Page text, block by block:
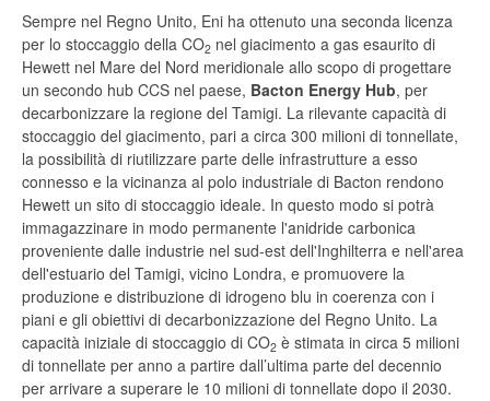
Sempre nel Regno Unito, Eni ha ottenuto una seconda licenza
per lo stoccaggio della CO2 nel giacimento a gas esaurito di
Hewett nel Mare del Nord meridionale allo scopo di progettare
un secondo hub CCS nel paese, Bacton Energy Hub, per
decarbonizzare la regione del Tamigi. La rilevante capacità di
stoccaggio del giacimento, pari a circa 300 milioni di tonnellate,
la possibilità di riutilizzare parte delle infrastrutture a esso
connesso e la vicinanza al polo industriale di Bacton rendono
Hewett un sito di stoccaggio ideale. In questo modo si potrà
immagazzinare in modo permanente l'anidride carbonica
proveniente dalle industrie nel sud-est dell'Inghilterra e nell'area
dell'estuario del Tamigi, vicino Londra, e promuovere la
produzione e distribuzione di idrogeno blu in coerenza con i
piani e gli obiettivi di decarbonizzazione del Regno Unito. La
capacità iniziale di stoccaggio di CO2 è stimata in circa 5 milioni
di tonnellate per anno a partire dall’ultima parte del decennio
per arrivare a superare le 10 milioni di tonnellate dopo il 2030.